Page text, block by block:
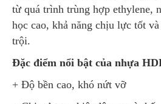
từ quá trình trùng hợp ethylene,
học cao, khả năng chịu lực tốt
trội.
Đặc điểm nổi bật của nhựa
+ Độ bền cao, khó nứt vỡ